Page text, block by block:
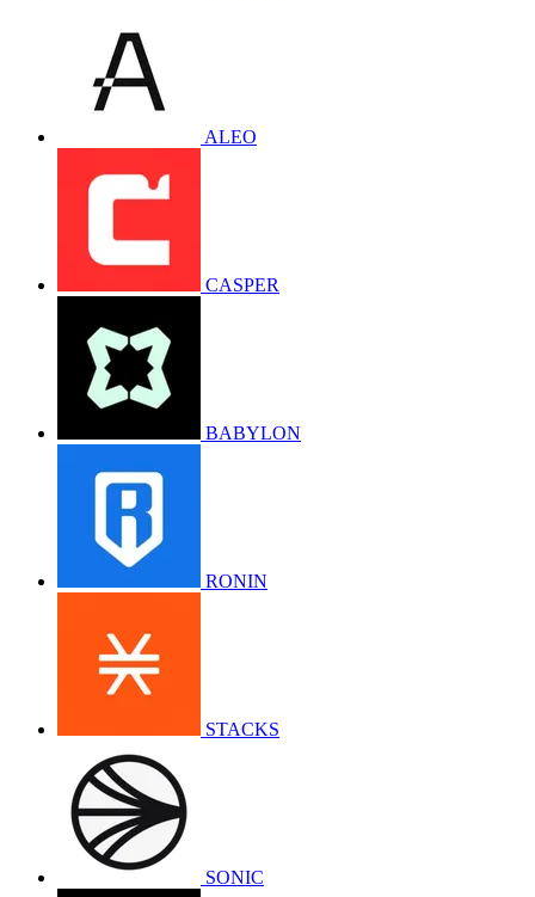
ALEO
CASPER
BABYLON
RONIN
STACKS
SONIC